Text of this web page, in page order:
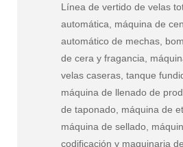
Línea de vertido de velas
automática, máquina de
automático de mechas,
de cera y fragancia,
velas caseras, tanque
máquina de llenado de
de taponado, máquina de
máquina de sellado,
codificación y maquinaria